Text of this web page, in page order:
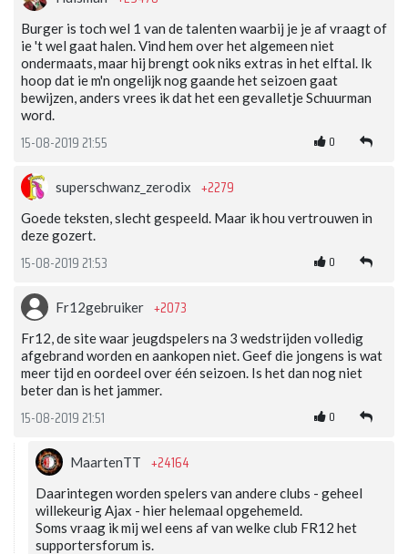
Burger is toch wel 1 van de talenten waarbij je je af vraagt of
ie 't wel gaat halen. Vind hem over het algemeen niet
ondermaats, maar hij brengt ook niks extras in het elftal. Ik
hoop dat ie m'n ongelijk nog gaande het seizoen gaat
bewijzen, anders vrees ik dat het een gevalletje Schuurman
word.
15-08-2019 21:55 0
superschwanz_zerodix +2279
Goede teksten, slecht gespeeld. Maar ik hou vertrouwen in
deze gozert.
15-08-2019 21:53 0
Fr12gebruiker +2073
Fr12, de site waar jeugdspelers na 3 wedstrijden volledig
afgebrand worden en aankopen niet. Geef die jongens is wat
meer tijd en oordeel over één seizoen. Is het dan nog niet
beter dan is het jammer.
15-08-2019 21:51 0
MaartenTT +24164
Daarintegen worden spelers van andere clubs - geheel
willekeurig Ajax - hier helemaal opgehemeld.
Soms vraag ik mij wel eens af van welke club FR12 het
supportersforum is.